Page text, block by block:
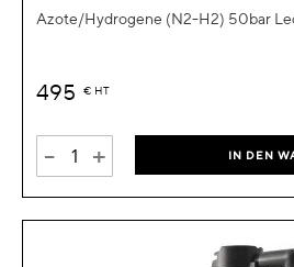
Azote/Hydrogene (N2-H2) 50bar
495 € HT
- + IN DEN